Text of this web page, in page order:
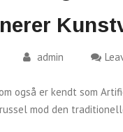
admin
også er kendt som
mod den